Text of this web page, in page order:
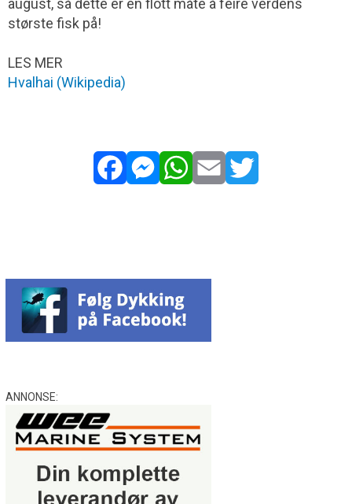
august, så dette er en flott måte å feire verdens
største fisk på!
LES MER
Hvalhai (Wikipedia)
ANNONSE: